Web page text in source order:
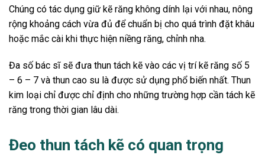
Chúng có tác dụng giữ kẽ răng không dính lại với nhau, nông
rộng khoảng cách vừa đủ để chuẩn bị cho quá trình đặt khâu
hoặc mắc cài khi thực hiện niềng răng, chỉnh nha.
Đa số bác sĩ sẽ đưa thun tách kẽ vào các vị trí kẽ răng số 5
– 6 – 7 và thun cao su là được sử dụng phổ biến nhất. Thun
kim loại chỉ được chỉ định cho những trường hợp cần tách kẽ
răng trong thời gian lâu dài.
Đeo thun tách kẽ có quan trọng